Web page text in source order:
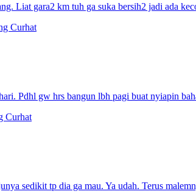
Liat gara2 km tuh ga suka bersih2 jadi ada
Curhat
Pdhl gw hrs bangun lbh pagi buat nyiapin
Curhat
sedikit tp dia ga mau. Ya udah. Terus